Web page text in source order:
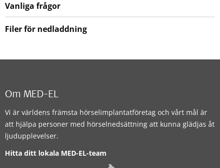
Vanliga frågor
Filer för nedladdning
Om MED-EL
Vi är världens främsta hörselimplantatföretag och vårt mål är
att hjälpa personer med hörselnedsättning att kunna glädjas åt
ljudupplevelser.
Hitta ditt lokala MED-EL-team